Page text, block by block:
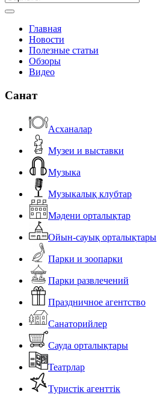
Главная
Новости
Полезные статьи
Обзоры
Видео
Санат
Асханалар
Музеи и выставки
Музыка
Музыкалық клубтар
Мәдени орталықтар
Ойын-сауық орталықтары
Парки и зоопарки
Парки развлечений
Праздничное агентство
Санаторийлер
Сауда орталықтары
Театрлар
Туристік агенттік